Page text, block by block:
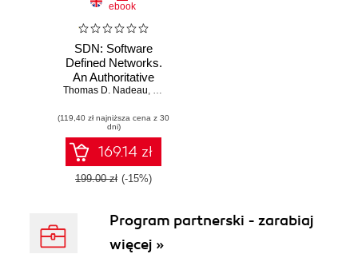
ebook
SDN: Software
Defined Networks.
An Authoritative
Review of Network
Technologies
Thomas D. Nadeau, Ken Gray
(119,40 zł najniższa cena z 30
dni)
169.14 zł
199.00 zł (-15%)
Program partnerski - zarabiaj
więcej »